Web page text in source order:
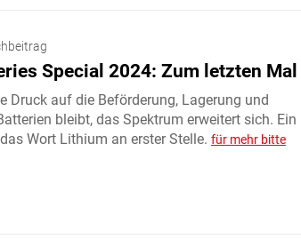
Special 2024: Zum letzten Mal
Druck auf die Beförderung, Lagerung und
bleibt, das Spektrum erweitert sich. Ein
Wort Lithium an erster Stelle. für mehr bitte